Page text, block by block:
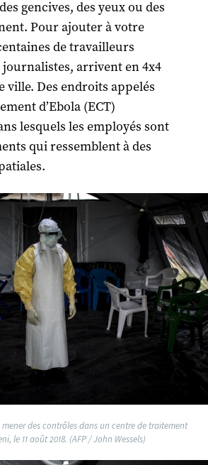
gencives, des yeux ou des
Pour ajouter à votre
de travailleurs
arrivent en 4x4
ville. Des endroits appelés
d’Ebola (ECT)
lesquels les employés sont
qui ressemblent à des
des contrôles dans un centre de traitement
le 11 août 2018. (AFP / John Wessels)